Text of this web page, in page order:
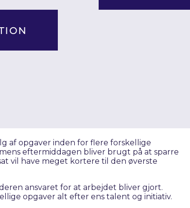
af opgaver inden for flere forskellige
eftermiddagen bliver brugt på at sparre
vil have meget kortere til den øverste
ansvaret for at arbejdet bliver gjort.
opgaver alt efter ens talent og initiativ.